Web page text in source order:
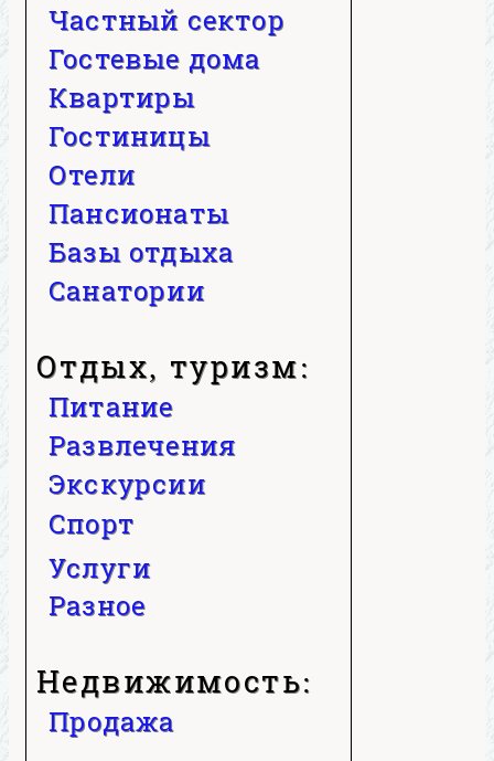
Частный сектор
Гостевые дома
Квартиры
Гостиницы
Отели
Пансионаты
Базы отдыха
Санатории
Отдых, туризм:
Питание
Развлечения
Экскурсии
Спорт
Услуги
Разное
Недвижимость:
Продажа